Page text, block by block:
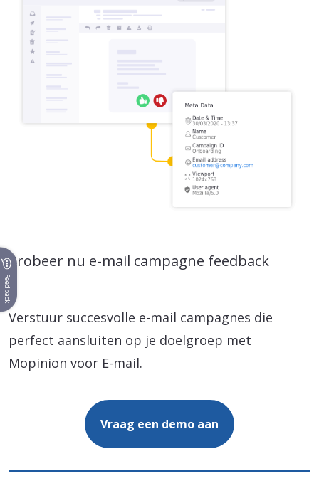
Probeer nu e-mail campagne feedback
Verstuur succesvolle e-mail campagnes die
perfect aansluiten op je doelgroep met
Mopinion voor E-mail.
Vraag een demo aan
Feedback